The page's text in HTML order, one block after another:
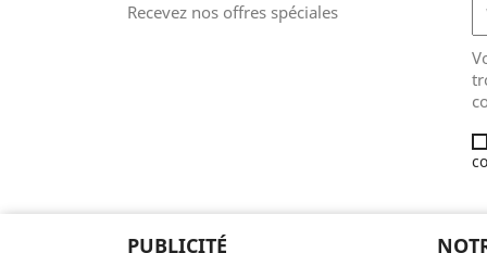
Recevez nos offres spéciales
PUBLICITÉ